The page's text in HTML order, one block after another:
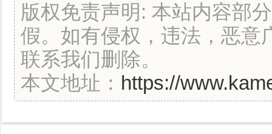
版权免责声明: 本站内容部
假。如有侵权，违法，恶意
联系我们删除。
本文地址： https://